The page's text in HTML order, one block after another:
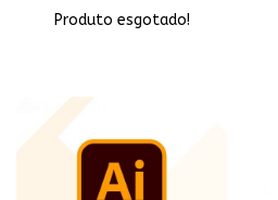
Produto esgotado!